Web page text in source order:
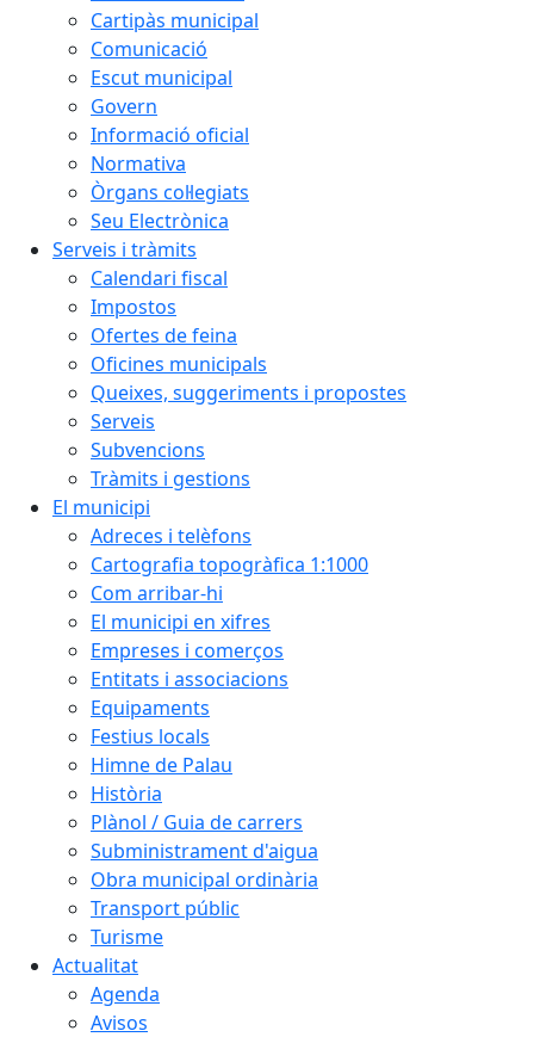
Cartipàs municipal
Comunicació
Escut municipal
Govern
Informació oficial
Normativa
Òrgans col·legiats
Seu Electrònica
Serveis i tràmits
Calendari fiscal
Impostos
Ofertes de feina
Oficines municipals
Queixes, suggeriments i propostes
Serveis
Subvencions
Tràmits i gestions
El municipi
Adreces i telèfons
Cartografia topogràfica 1:1000
Com arribar-hi
El municipi en xifres
Empreses i comerços
Entitats i associacions
Equipaments
Festius locals
Himne de Palau
Història
Plànol / Guia de carrers
Subministrament d'aigua
Obra municipal ordinària
Transport públic
Turisme
Actualitat
Agenda
Avisos